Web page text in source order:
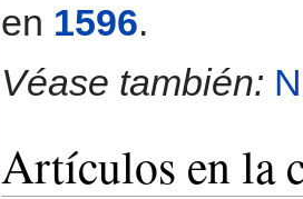
en 1596.
Véase también:
Artículos en la